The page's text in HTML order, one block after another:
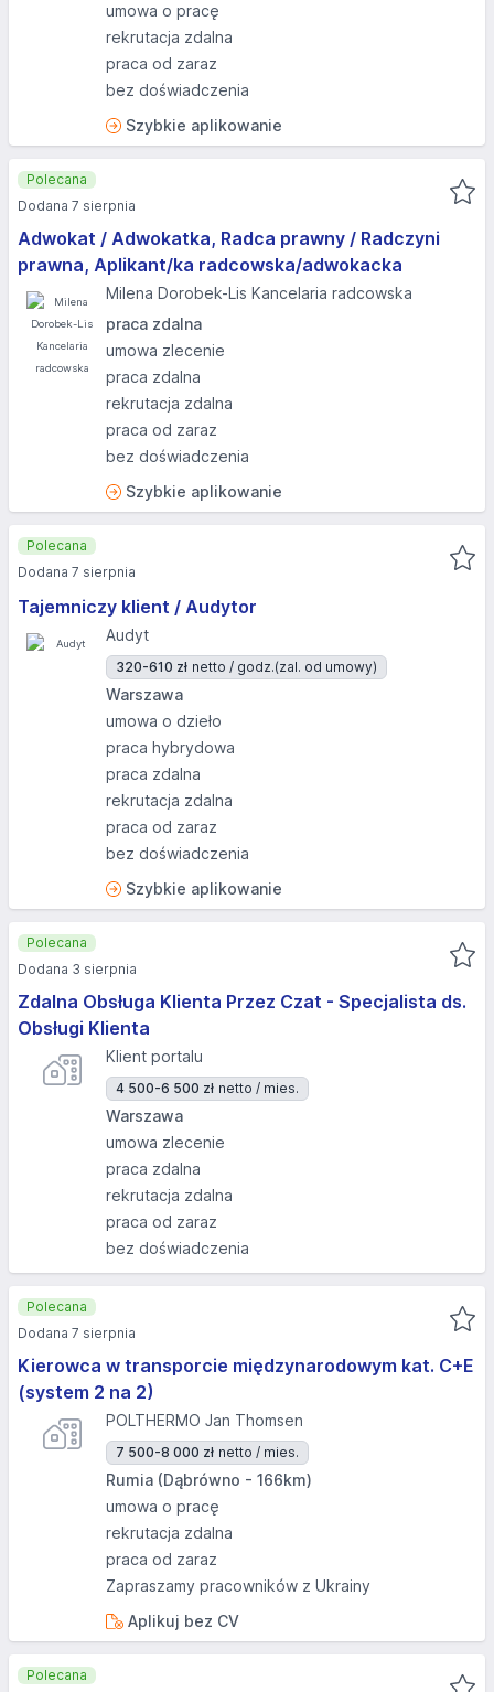
umowa o pracę
rekrutacja zdalna
praca od zaraz
bez doświadczenia
Szybkie aplikowanie
Adwokat / Adwokatka, Radca prawny / Radczyni
prawna, Aplikant/ka radcowska/adwokacka
Milena Dorobek-Lis Kancelaria radcowska
praca zdalna
umowa zlecenie
praca zdalna
rekrutacja zdalna
praca od zaraz
bez doświadczenia
Szybkie aplikowanie
Polecana
Dodana 7 sierpnia
Tajemniczy klient / Audytor
Audyt
320-610 zł netto / godz.(zal. od umowy)
Warszawa
umowa o dzieło
praca hybrydowa
praca zdalna
rekrutacja zdalna
praca od zaraz
bez doświadczenia
Szybkie aplikowanie
Polecana
Dodana 7 sierpnia
Zdalna Obsługa Klienta Przez Czat - Specjalista ds.
Obsługi Klienta
Klient portalu
4 500-6 500 zł netto / mies.
Warszawa
umowa zlecenie
praca zdalna
rekrutacja zdalna
praca od zaraz
bez doświadczenia
Polecana
Dodana 3 sierpnia
Kierowca w transporcie międzynarodowym kat. C+E
(system 2 na 2)
POLTHERMO Jan Thomsen
7 500-8 000 zł netto / mies.
Rumia (Dąbrówno - 166km)
umowa o pracę
rekrutacja zdalna
praca od zaraz
Zapraszamy pracowników z Ukrainy
Aplikuj bez CV
Polecana
Dodana 7 sierpnia
Polecana